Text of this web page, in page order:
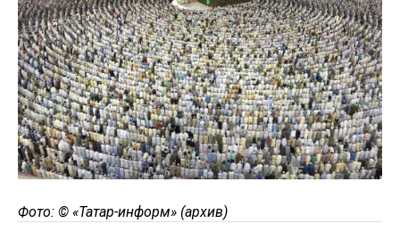
Фото: © «Татар-информ» (архив)